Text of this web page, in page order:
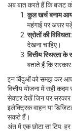
अब बात करते हैं कि बजट
कुल खर्च बनाम
महंगाई पर असर
स्रोतों की विविधता:
देखना चाहिए।
वित्तीय स्थिरता
बताते हैं कि
इन बिंदुओं को समझ कर
वित्तीय योजना में सही
सेक्टर देखें जिन पर सरकार
इलेक्ट्रिक वाहन या
सकते हैं।
अंत में एक छोटा सा टिप: